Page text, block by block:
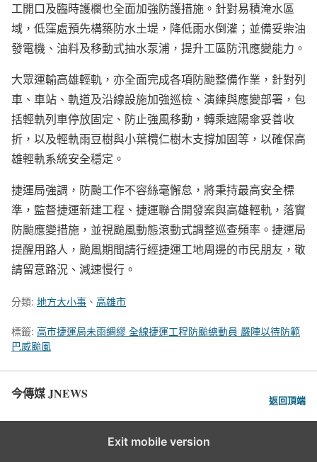
工開口及臨時護欄也全面加強防護措施。針對易積淹水區
域，低窪處預先構築防水土堤，降低雨水倒灌；並備妥柴油
發電機、油料及移動式抽水泵浦，提升工區防汛應變能力。
大眾運輸高雄輕軌，亦全面完成各項防颱整備作業，針對列
車、車站、軌道及沿線設施加強巡檢、演練與應變部署，包
括輕軌列車停放固定、防止強風移動，轉乘遮陽傘妥善收
折，以及輕軌雨豆樹與小葉欖仁樹木支撐加固等，以確保高
雄輕軌系統安全穩定。
捷運局強調，防颱工作不容絲毫懈怠，將秉持最高安全標
準，監督捷運新建工程、捷運聯合開發案與高雄輕軌，落實
防颱應變措施，並視颱風動態滾動式調整巡查頻率。捷運局
提醒用路人，颱風期間請行經捷運工地周邊的市民朋友，敬
請留意路況、減速慢行。
分類: 地方大小事 、 高雄市
標籤: 高市捷運局未雨綢繆 全線捷運工程防颱總動員 嚴陣以待防範
巴威颱風
今傳媒 JNEWS 返回頂端
Exit mobile version